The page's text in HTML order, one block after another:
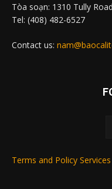
Tòa soạn: 1310 Tully
Tel: (408) 482-6527
Contact us:
Terms and Policy Services